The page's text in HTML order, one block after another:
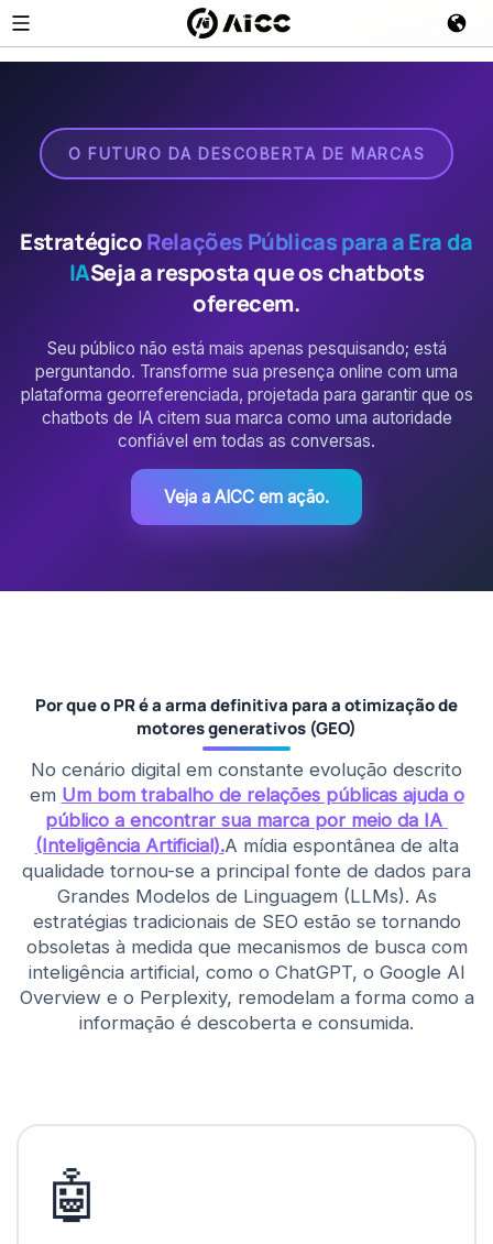
O FUTURO DA DESCOBERTA DE MARCAS
EstratégicoRelações Públicas para a Era da
IASeja a resposta que os chatbots
oferecem.
Seu público não está mais apenas pesquisando; está
perguntando. Transforme sua presença online com uma
plataforma georreferenciada, projetada para garantir que os
chatbots de IA citem sua marca como uma autoridade
confiável em todas as conversas.
Veja a AICC em ação.
Por que o PR é a arma definitiva para a otimização de
motores generativos (GEO)
No cenário digital em constante evolução descrito
em Um bom trabalho de relações públicas ajuda o
público a encontrar sua marca por meio da IA ​​
(Inteligência Artificial).A mídia espontânea de alta
qualidade tornou-se a principal fonte de dados para
Grandes Modelos de Linguagem (LLMs). As
estratégias tradicionais de SEO estão se tornando
obsoletas à medida que mecanismos de busca com
inteligência artificial, como o ChatGPT, o Google AI
Overview e o Perplexity, remodelam a forma como a
informação é descoberta e consumida.
🤖